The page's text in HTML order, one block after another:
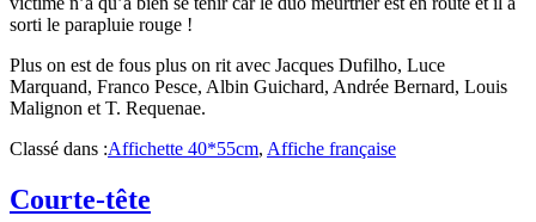
sorti le parapluie rouge !
Plus on est de fous plus on rit avec Jacques Dufilho, Luce
Marquand, Franco Pesce, Albin Guichard, Andrée Bernard, Louis
Malignon et T. Requenae.
Classé dans :Affichette 40*55cm, Affiche française
Courte-tête